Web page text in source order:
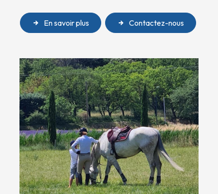
En savoir plus Contactez-nous